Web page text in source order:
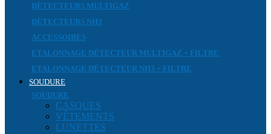
DÉTECTEURS MULTIGAZ
DÉTECTEURS NH3
ACCESSOIRES
ETALONNAGE DÉTECTEUR MULTIGAZ + FILTRE
ETALONNAGE DÉTECTEUR NH3 + FILTRE
SOUDURE
SOUDURE
CASQUES
VÊTEMENTS
LUNETTES